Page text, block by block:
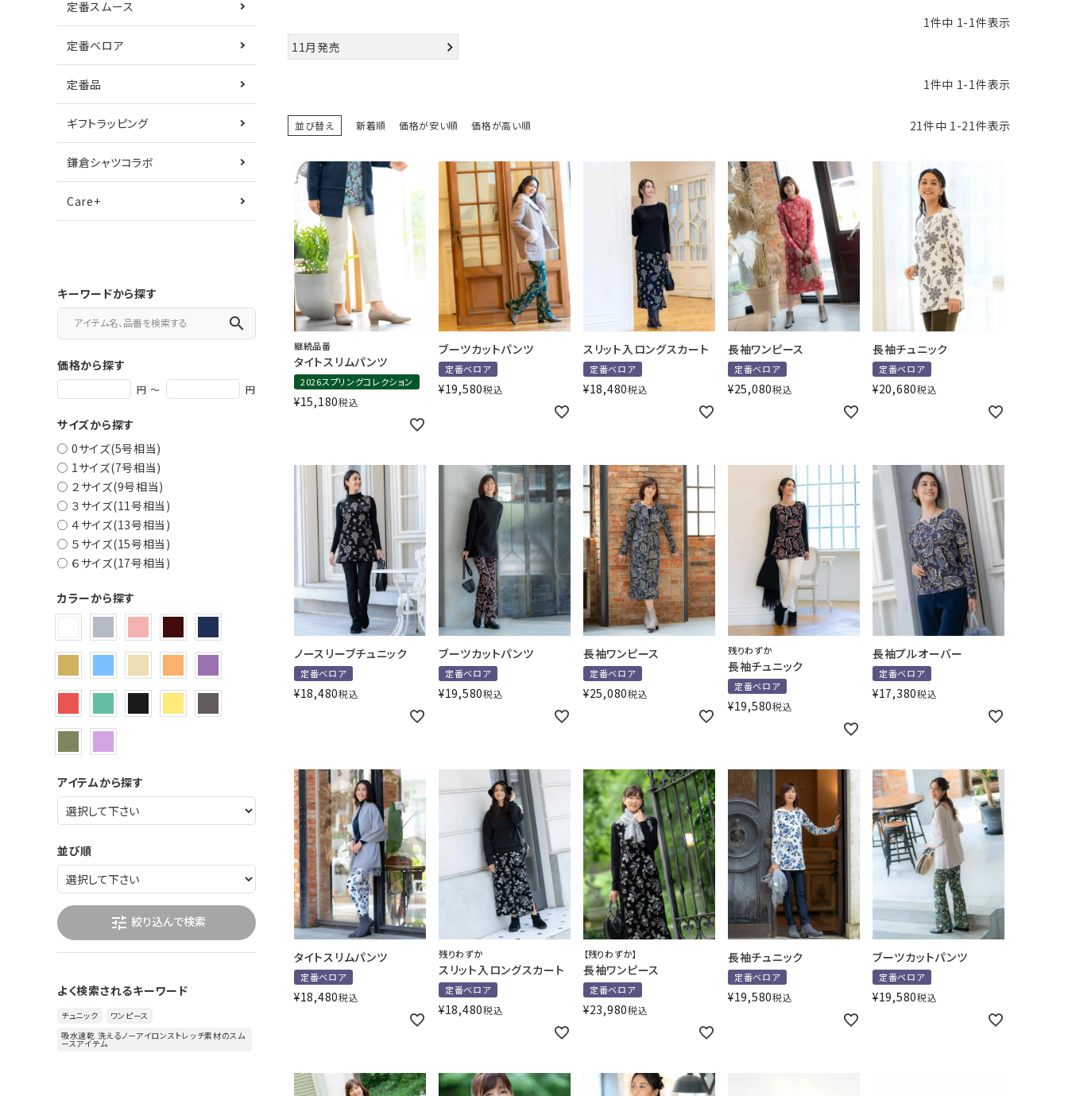
定番スムース
定番ベロア
定番品
ギフトラッピング
鎌倉シャツコラボ
Care+
キーワードから探す
search
価格から探す
円 ～ 円
サイズから探す
0サイズ(5号相当)
1サイズ(7号相当)
２サイズ(9号相当)
３サイズ(11号相当)
４サイズ(13号相当)
５サイズ(15号相当)
６サイズ(17号相当)
カラーから探す
アイテムから探す
並び順
tune 絞り込んで検索
よく検索されるキーワード
チュニック
ワンピース
吸水速乾 洗えるノーアイロンストレッチ素材のスム
ースアイテム
1件中 1-1件表示
11月発売
1件中 1-1件表示
並び替え 新着順 価格が安い順 価格が高い順 21件中 1-21件表示
継続品番
タイトスリムパンツ
2026スプリングコレクション
¥15,180税込
ブーツカットパンツ
定番ベロア
¥19,580税込
スリット入ロングスカート
定番ベロア
¥18,480税込
長袖ワンピース
定番ベロア
¥25,080税込
長袖チュニック
定番ベロア
¥20,680税込
ノースリーブチュニック
定番ベロア
¥18,480税込
ブーツカットパンツ
定番ベロア
¥19,580税込
長袖ワンピース
定番ベロア
¥25,080税込
残りわずか
長袖チュニック
定番ベロア
¥19,580税込
長袖プルオーバー
定番ベロア
¥17,380税込
タイトスリムパンツ
定番ベロア
¥18,480税込
残りわずか
スリット入ロングスカート
定番ベロア
¥18,480税込
【残りわずか】
長袖ワンピース
定番ベロア
¥23,980税込
長袖チュニック
定番ベロア
¥19,580税込
ブーツカットパンツ
定番ベロア
¥19,580税込